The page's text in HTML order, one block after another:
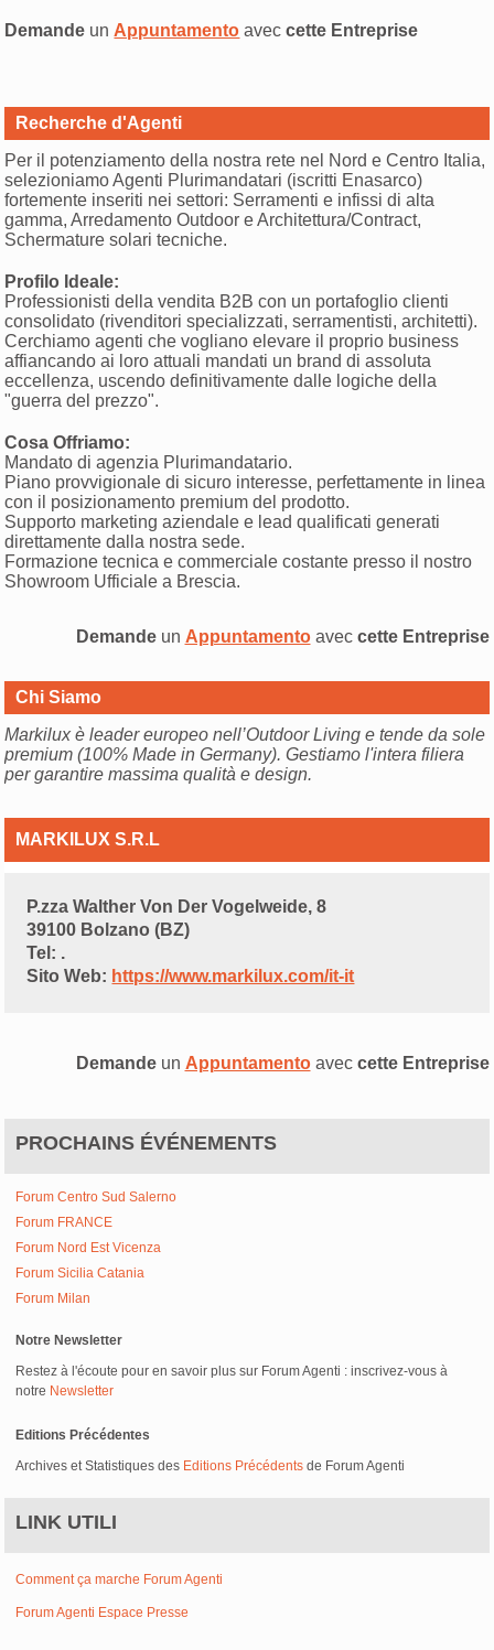
Demande un Appuntamento aveccette Entreprise
Recherche d'Agenti
Per il potenziamento della nostra rete nel Nord e Centro Italia,
selezioniamo Agenti Plurimandatari (iscritti Enasarco)
fortemente inseriti nei settori: Serramenti e infissi di alta
gamma, Arredamento Outdoor e Architettura/Contract,
Schermature solari tecniche.
Profilo Ideale:
Professionisti della vendita B2B con un portafoglio clienti
consolidato (rivenditori specializzati, serramentisti, architetti).
Cerchiamo agenti che vogliano elevare il proprio business
affiancando ai loro attuali mandati un brand di assoluta
eccellenza, uscendo definitivamente dalle logiche della
"guerra del prezzo".
Cosa Offriamo:
Mandato di agenzia Plurimandatario.
Piano provvigionale di sicuro interesse, perfettamente in linea
con il posizionamento premium del prodotto.
Supporto marketing aziendale e lead qualificati generati
direttamente dalla nostra sede.
Formazione tecnica e commerciale costante presso il nostro
Showroom Ufficiale a Brescia.
Demandeun Appuntamentoavec cette Entreprise
Chi Siamo
Markilux è leader europeo nell’Outdoor Living e tende da sole
premium (100% Made in Germany). Gestiamo l'intera filiera
per garantire massima qualità e design.
MARKILUX S.R.L
P.zza Walther Von Der Vogelweide, 8
39100 Bolzano (BZ)
Tel: .
Sito Web: https://www.markilux.com/it-it
Demandeun Appuntamentoavec cette Entreprise
PROCHAINS ÉVÉNEMENTS
Forum Centro Sud Salerno
Forum FRANCE
Forum Nord Est Vicenza
Forum Sicilia Catania
Forum Milan
Notre Newsletter
Restez à l'écoute pour en savoir plus sur Forum Agenti : inscrivez-vous à
notre Newsletter
Editions Précédentes
Archives et Statistiques des Editions Précédents de Forum Agenti
LINK UTILI
Comment ça marche Forum Agenti
Forum Agenti Espace Presse